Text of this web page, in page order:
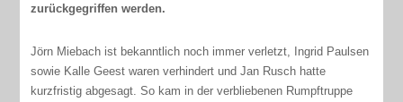
zurückgegriffen werden.
Jörn Miebach ist bekanntlich noch immer verletzt, Ingrid Paulsen
sowie Kalle Geest waren verhindert und Jan Rusch hatte
kurzfristig abgesagt. So kam in der verbliebenen Rumpftruppe